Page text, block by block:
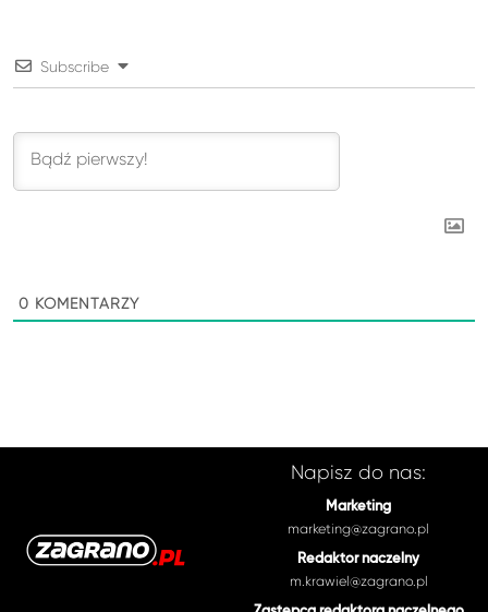
Subscribe
0 KOMENTARZY
Napisz do nas:
Marketing
marketing@zagrano.pl
Redaktor naczelny
m.krawiel@zagrano.pl